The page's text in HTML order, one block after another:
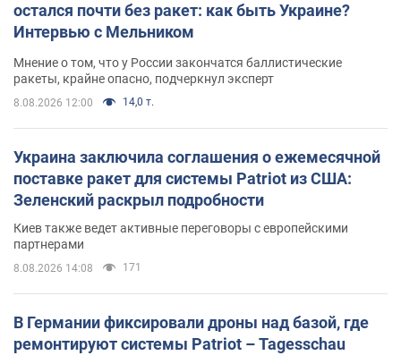
остался почти без ракет: как быть Украине?
Интервью с Мельником
Мнение о том, что у России закончатся баллистические
ракеты, крайне опасно, подчеркнул эксперт
8.08.2026 12:00 14,0 т.
Украина заключила соглашения о ежемесячной
поставке ракет для системы Patriot из США:
Зеленский раскрыл подробности
Киев также ведет активные переговоры с европейскими
партнерами
8.08.2026 14:08 171
В Германии фиксировали дроны над базой, где
ремонтируют системы Patriot – Tagesschau